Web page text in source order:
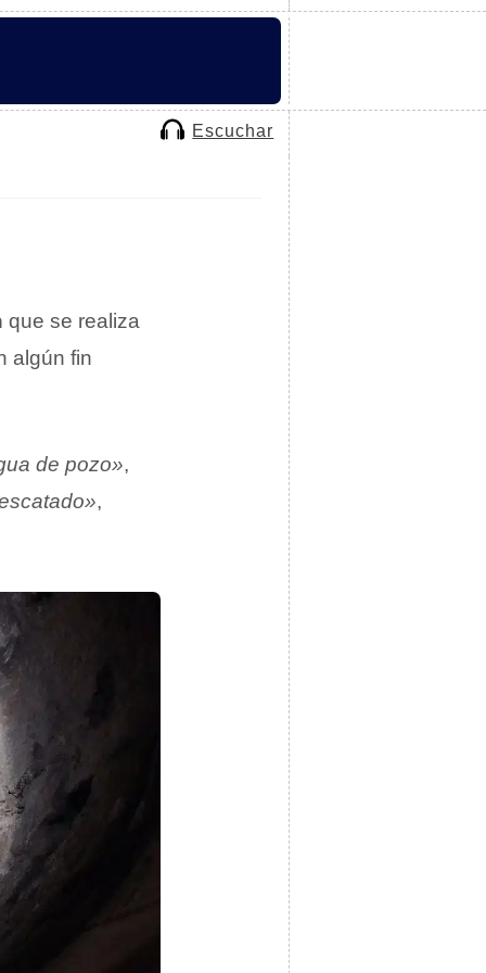
Escuchar
que se realiza
algún fin
de pozo»,
,